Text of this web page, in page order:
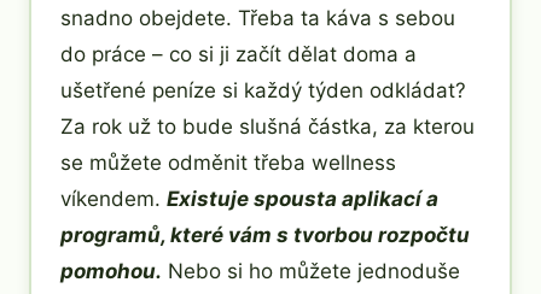
snadno obejdete. Třeba ta káva s sebou
do práce – co si ji začít dělat doma a
ušetřené peníze si každý týden odkládat?
Za rok už to bude slušná částka, za kterou
se můžete odměnit třeba wellness
víkendem. Existuje spousta aplikací a
programů, které vám s tvorbou rozpočtu
pomohou. Nebo si ho můžete jednoduše